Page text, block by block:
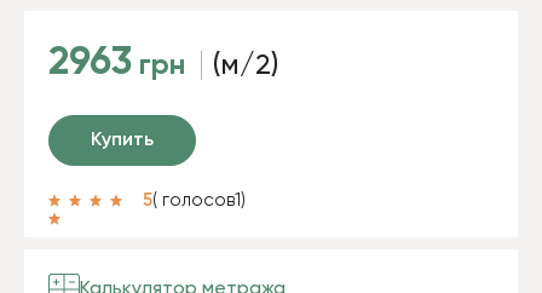
2963 грн (м/2)
Купить
5( голосов1 )